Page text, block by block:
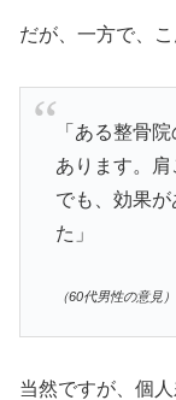
だが、一方で、
「ある整骨
あります。肩
でも、効果
た」
（60代男性の意見）
当然ですが、個